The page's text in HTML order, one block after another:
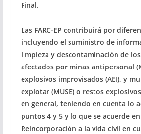
Final.
Las FARC-EP contribuirá por
incluyendo el suministro de
limpieza y descontaminación de
afectados por minas antipersonal
explosivos improvisados (AEI), y
explotar (MUSE) o restos
en general, teniendo en cuenta lo
puntos 4 y 5 y lo que se acuerde
Reincorporación a la vida civil en